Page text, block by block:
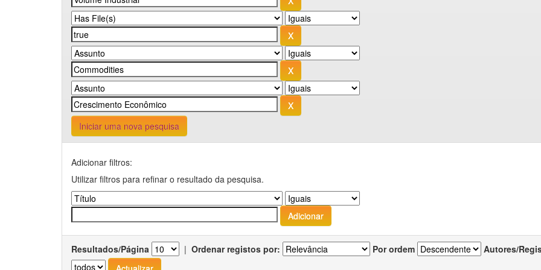
Iniciar uma nova pesquisa
Adicionar filtros:
Utilizar filtros para refinar o resultado da pesquisa.
Resultados/Página | Ordenar registos por: Por ordem Autores/